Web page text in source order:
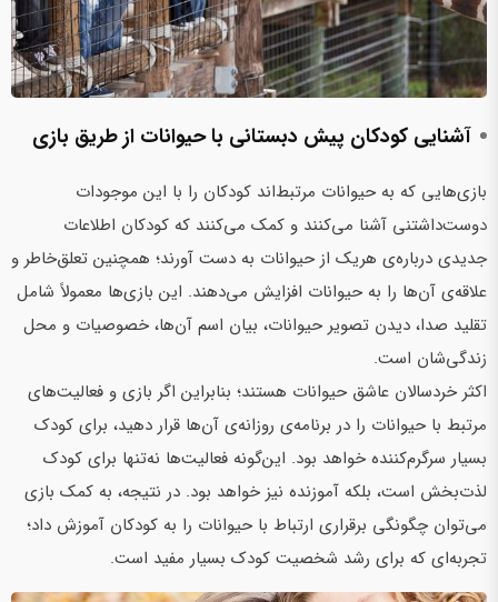
آشنایی کودکان پیش‌ دبستانی با حیوانات از طریق بازی
بازی‌هایی که به حیوانات مرتبط‌اند کودکان را با این موجودات
دوست‌داشتنی آشنا می‌کنند و کمک می‌کنند که کودکان اطلاعات
جدیدی درباره‌ی هریک از حیوانات به دست آورند؛ همچنین تعلق‌خاطر و
علاقه‌ی آن‌ها را به حیوانات افزایش می‌دهند. این بازی‌ها معمولاً شامل
تقلید صدا، دیدن تصویر حیوانات، بیان اسم آن‌ها، خصوصیات و محل
زندگی‌شان است.
اکثر خردسالان عاشق حیوانات هستند؛ بنابراین اگر بازی و فعالیت‌های
مرتبط با حیوانات را در برنامه‌ی روزانه‌ی آن‌ها قرار دهید، برای کودک
بسیار سرگرم‌کننده خواهد بود. این‌گونه فعالیت‌ها نه‌تنها برای کودک
لذت‌بخش است، بلکه آموزنده نیز خواهد بود. در نتیجه، به کمک بازی
می‌توان چگونگی برقراری ارتباط با حیوانات را به کودکان آموزش داد؛
تجربه‌ای که برای رشد شخصیت کودک بسیار مفید است.